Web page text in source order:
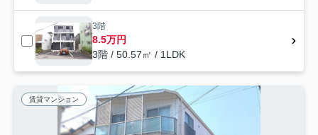
3階
8.5万円
3階 / 50.57㎡ / 1LDK
賃貸マンション